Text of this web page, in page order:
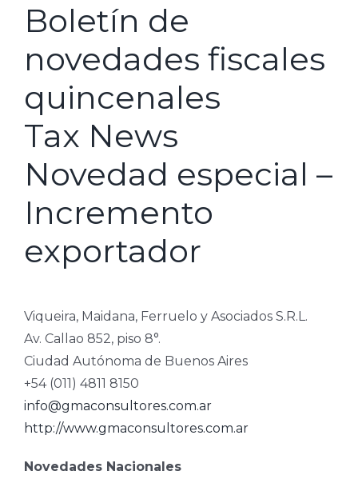
Boletín de
novedades fiscales
quincenales
Tax News
Novedad especial –
Incremento
exportador
Viqueira, Maidana, Ferruelo y Asociados S.R.L.
Av. Callao 852, piso 8°.
Ciudad Autónoma de Buenos Aires
+54 (011) 4811 8150
info@gmaconsultores.com.ar
http://www.gmaconsultores.com.ar
Novedades Nacionales